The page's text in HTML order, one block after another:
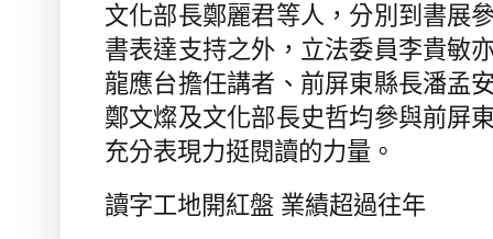
文化部長鄭麗君等人，分別到書展
書表達支持之外，立法委員李貴敏
龍應台擔任講者、前屏東縣長潘孟
鄭文燦及文化部長史哲均參與前屏
充分表現力挺閱讀的力量。
讀字工地開紅盤 業績超過往年